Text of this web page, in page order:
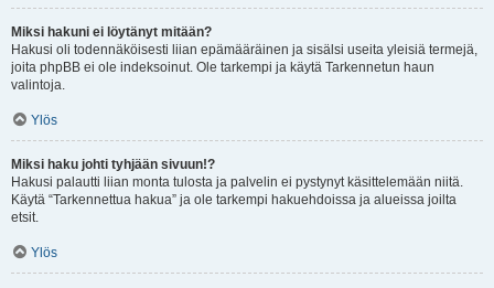
Miksi hakuni ei löytänyt mitään?
Hakusi oli todennäköisesti liian epämääräinen ja sisälsi useita yleisiä termejä,
joita phpBB ei ole indeksoinut. Ole tarkempi ja käytä Tarkennetun haun
valintoja.
Ylös
Miksi haku johti tyhjään sivuun!?
Hakusi palautti liian monta tulosta ja palvelin ei pystynyt käsittelemään niitä.
Käytä “Tarkennettua hakua” ja ole tarkempi hakuehdoissa ja alueissa joilta
etsit.
Ylös